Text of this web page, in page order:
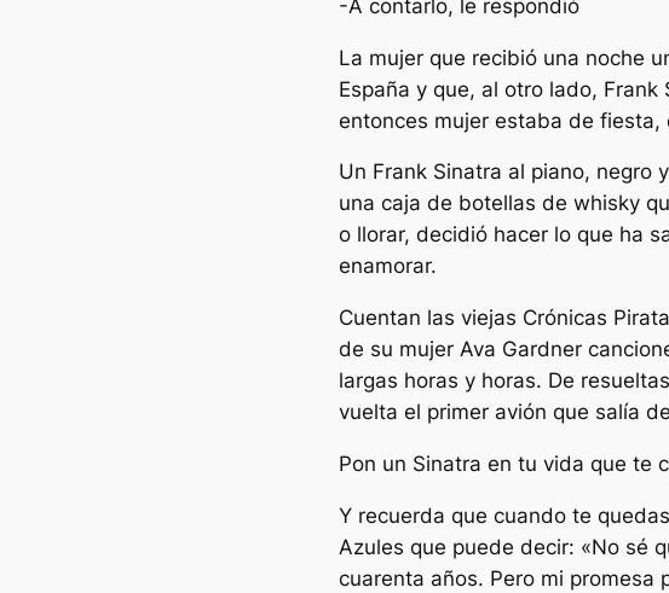
-A contarlo, le respondió
La mujer que recibió una noche
España y que, al otro lado,
entonces mujer estaba de
Un Frank Sinatra al piano, negro
una caja de botellas de whisky
o llorar, decidió hacer lo que ha
enamorar.
Cuentan las viejas Crónicas
de su mujer Ava Gardner
largas horas y horas. De
vuelta el primer avión que salía
Pon un Sinatra en tu vida que te
Y recuerda que cuando te
Azules que puede decir: «No sé
cuarenta años. Pero mi